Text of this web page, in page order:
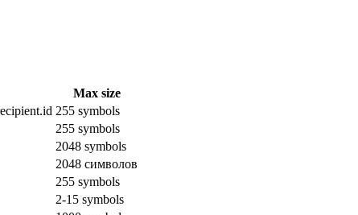
Max size
255 symbols
255 symbols
2048 symbols
2048 символов
255 symbols
2-15 symbols